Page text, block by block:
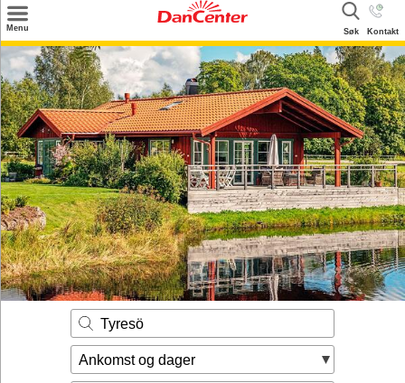
Menu Kontakt
Søk
Søk
Tilbud
Inspirasjon
Info
Service
Kontakt
Eier login
Tyresö
Ankomst og dager